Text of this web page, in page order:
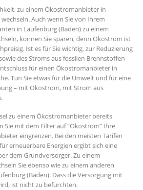
zu einem Ökostromanbieter in
Auch wenn Sie von Ihrem
in Laufenburg (Baden) zu einem
können Sie sparen, denn Ökostrom ist
Ist es für Sie wichtig, zur Reduzierung
des Stroms aus fossilen Brennstoffen
für einen Ökostromanbieter in
Tun Sie etwas für die Umwelt und für eine
– mit Ökostrom, mit Strom aus
zu einem Ökostromanbieter bereits
Sie mit dem Filter auf “Ökostrom” Ihre
eingrenzen. Bei den meisten Tarifen
erneuerbare Energien ergibt sich eine
dem Grundversorger. Zu einem
Sie ebenso wie zu einem anderen
(Baden). Dass die Versorgung mit
ist nicht zu befürchten.